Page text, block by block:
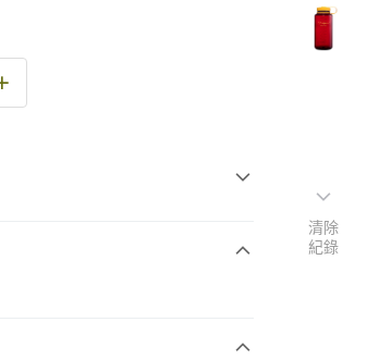
清除
紀錄